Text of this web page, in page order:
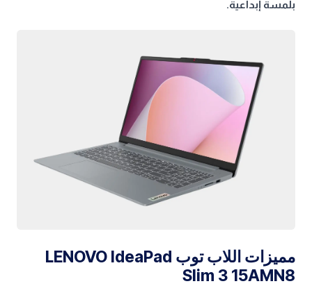
بلمسة إبداعية.
مميزات اللاب توب LENOVO IdeaPad
Slim 3 15AMN8